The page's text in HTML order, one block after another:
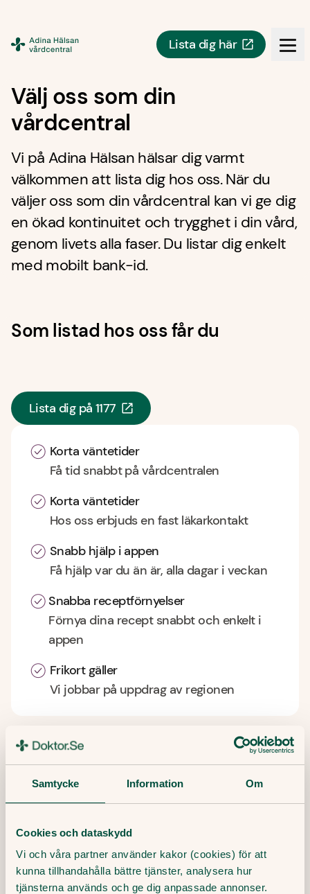
Samtycke Information Om
Cookies och dataskydd
Vi och våra partner använder kakor (cookies) för att
kunna tillhandahålla bättre tjänster, analysera hur
tjänsterna används och ge dig anpassade annonser.
Lista dig här
Välj oss som din
vårdcentral
Vi på Adina Hälsan hälsar dig varmt
välkommen att lista dig hos oss. När du
väljer oss som din vårdcentral kan vi ge dig
en ökad kontinuitet och trygghet i din vård,
genom livets alla faser. Du listar dig enkelt
med mobilt bank-id.
Som listad hos oss får du
Lista dig på 1177
Korta väntetider
Få tid snabbt på vårdcentralen
Korta väntetider
Hos oss erbjuds en fast läkarkontakt
Snabb hjälp i appen
Få hjälp var du än är, alla dagar i veckan
Snabba receptförnyelser
Förnya dina recept snabbt och enkelt i
appen
Frikort gäller
Vi jobbar på uppdrag av regionen
Vanliga frågor
Kan jag välja helt fritt vilken vårdcentral jag vill
lista mig hos?